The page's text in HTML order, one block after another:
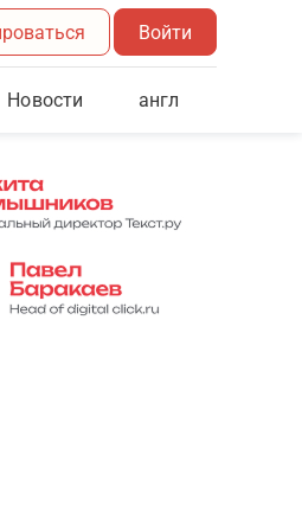
Войти
Новости англ